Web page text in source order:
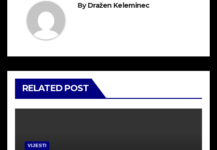
ByDražen Keleminec
RELATED POST
VIJESTI